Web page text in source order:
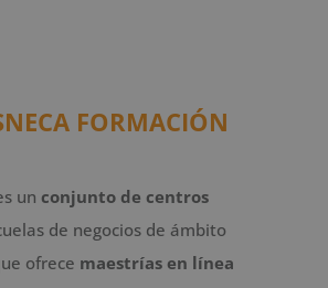
FORMACIÓN
un conjunto de centros
de negocios de ámbito
ofrece maestrías en línea